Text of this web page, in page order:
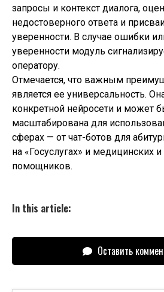
запросы и контекст диалога,
недостоверного ответа и
уверенности. В случае ошибки
уверенности модуль
оператору.
Отмечается, что важным
является ее универсальность.
конкретной нейросети и может
масштабирована для
сферах — от чат-ботов для
на «Госуслугах» и медицинских
помощников.
In this article:
Оставить